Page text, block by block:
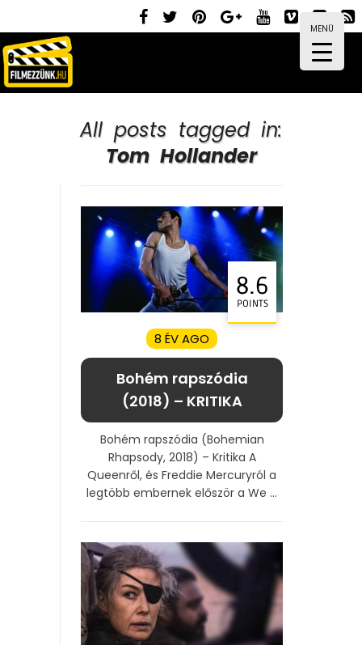
MENÜ
All posts tagged in:
Tom Hollander
8.6
POINTS
8 ÉV AGO
Bohém rapszódia
(2018) – KRITIKA
Bohém rapszódia (Bohemian
Rhapsody, 2018) – Kritika A
Queenről, és Freddie Mercuryról a
legtöbb embernek először a We ...